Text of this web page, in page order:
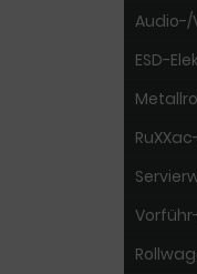
Audio-/
ESD-